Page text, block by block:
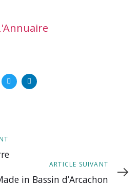
ARTICLE SUIVANT
in Bassin d’Arcachon